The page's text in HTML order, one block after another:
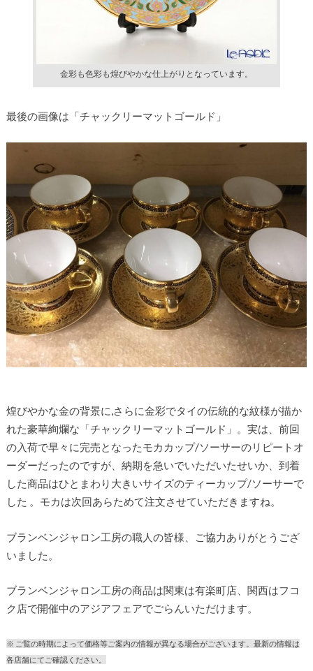
金彩も色彩も煌びやかな仕上がりとなっています。
最後の画像は「チャックリーマットゴールド」
煌びやかな金の背景に,さらに金彩でタイの伝統的な紋様が描か
れた豪華絢爛な「チャックリーマットゴールド」。実は、前回
の入荷で早々に完売となったモカカップ/ソーサーのリピートオ
ーダーだったのですが、納期を急いでいただいたせいか、到着
した商品はひとまわり大きいサイズのティーカップ/ソーサーで
した 。モカは次回あらためて注文させていただきますね。
ブランベンジャロン工房の職人の皆様、ご協力ありがとうござ
いました。
ブランベンジャロン工房の商品は関東は有楽町店、関西はフコ
ク店で開催中のアジアフェアでごらんいただけます。
※ ご覧の時期によって価格等ご案内の情報が異なる場合がございます。最新の情報は
各店舗にてご確認ください。